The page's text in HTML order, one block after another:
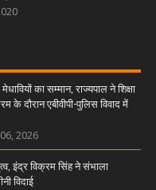
का सम्मान, राज्यपाल ने शिक्षा
के दौरान एबीवीपी-पुलिस विवाद में
2026
इंद्र विक्रम सिंह ने संभाला
विदाई